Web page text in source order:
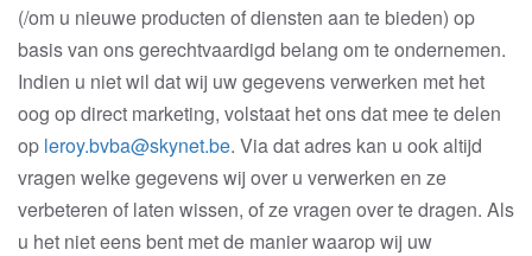
(/om u nieuwe producten of diensten aan te bieden) op
basis van ons gerechtvaardigd belang om te ondernemen.
Indien u niet wil dat wij uw gegevens verwerken met het
oog op direct marketing, volstaat het ons dat mee te delen
op leroy.bvba@skynet.be. Via dat adres kan u ook altijd
vragen welke gegevens wij over u verwerken en ze
verbeteren of laten wissen, of ze vragen over te dragen. Als
u het niet eens bent met de manier waarop wij uw